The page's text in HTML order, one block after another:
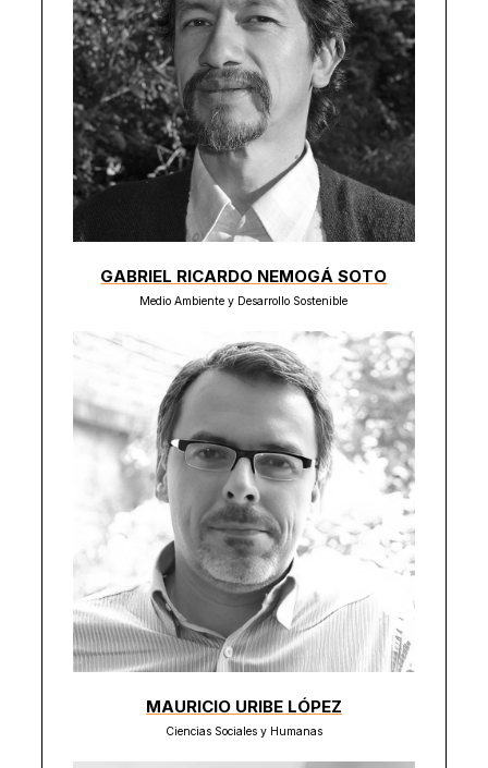
GABRIEL RICARDO NEMOGÁ SOTO
Medio Ambiente y Desarrollo Sostenible
MAURICIO URIBE LÓPEZ
Ciencias Sociales y Humanas